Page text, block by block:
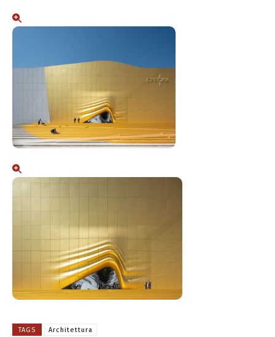
TAGS Architettura